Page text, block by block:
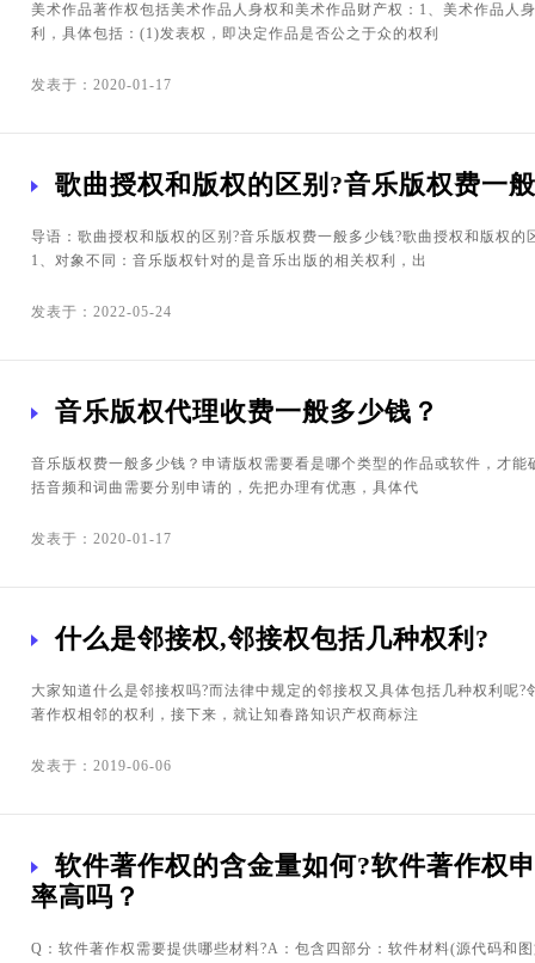
美术作品著作权包括美术作品人身权和美术作品财产权：1、美术作品人
利，具体包括：(1)发表权，即决定作品是否公之于众的权利
发表于：2020-01-17
歌曲授权和版权的区别?音乐版权费一
导语：歌曲授权和版权的区别?音乐版权费一般多少钱?歌曲授权和版权的
1、对象不同：音乐版权针对的是音乐出版的相关权利，出
发表于：2022-05-24
音乐版权代理收费一般多少钱？
音乐版权费一般多少钱？申请版权需要看是哪个类型的作品或软件，才能
括音频和词曲需要分别申请的，先把办理有优惠，具体代
发表于：2020-01-17
什么是邻接权,邻接权包括几种权利?
大家知道什么是邻接权吗?而法律中规定的邻接权又具体包括几种权利呢?
著作权相邻的权利，接下来，就让知春路知识产权商标注
发表于：2019-06-06
软件著作权的含金量如何?软件著作权
率高吗？
Q：软件著作权需要提供哪些材料?A：包含四部分：软件材料(源代码和